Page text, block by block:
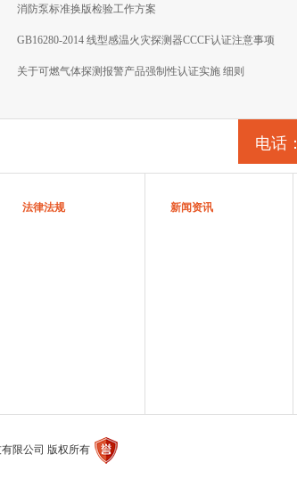
消防泵标准换版检验工作方案
GB16280-2014 线型感温火灾探测器CCCF认证注意事项
关于可燃气体探测报警产品强制性认证实施 细则
电话：
法律法规 新闻资讯
有限公司 版权所有